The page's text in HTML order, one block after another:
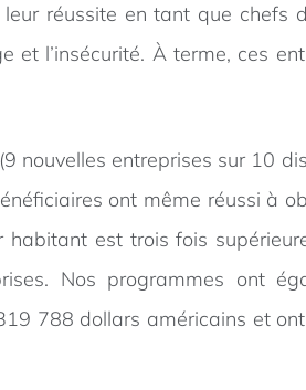
réussite en tant que chefs
l’insécurité. À terme, ces
nouvelles entreprises sur 10
ont même réussi à
est trois fois
Nos programmes ont
788 dollars américains et